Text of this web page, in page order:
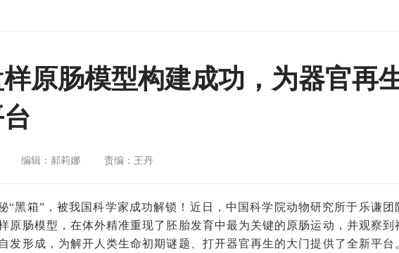
原肠模型构建成功，为器官再
编辑：郝莉娜 责编：王丹
“黑箱”，被我国科学家成功解锁！近日，中国科学院动物研究所于乐谦团
原肠模型，在体外精准重现了胚胎发育中最为关键的原肠运动，并观察到
发形成，为解开人类生命初期谜题、打开器官再生的大门提供了全新平台